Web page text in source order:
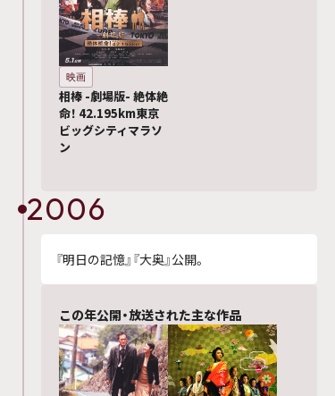
映画
相棒 -劇場版- 絶体絶
命！ 42.195km東京
ビッグシティマラソ
ン
2006
『明日の記憶』『大奥』公開。
この年公開・放送された主な作品